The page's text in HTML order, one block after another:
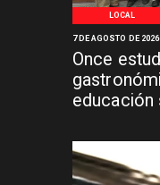
LOCAL
Once
educación
7 DE AGOSTO DE 2026